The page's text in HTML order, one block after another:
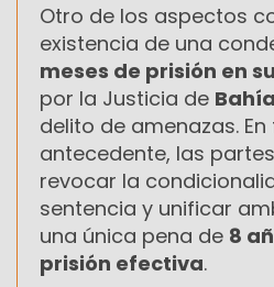
Otro de los aspectos
existencia de una
meses de prisión en
por la Justicia de
delito de amenazas.
antecedente, las
revocar la
sentencia y unificar
una única pena de 8
prisión efectiva.